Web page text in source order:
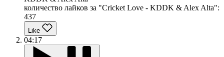
количество лайков за "Cricket Love - KDDK & Alex Alta":
437
Like
04:17